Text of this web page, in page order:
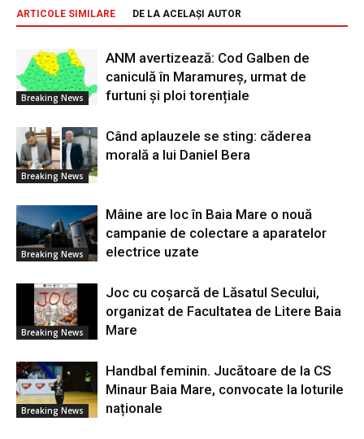
ARTICOLE SIMILARE DE LA ACELAȘI AUTOR
Breaking News
ANM avertizează: Cod Galben de
caniculă în Maramureș, urmat de
furtuni și ploi torențiale
Breaking News
Când aplauzele se sting: căderea
morală a lui Daniel Bera
Breaking News
Mâine are loc în Baia Mare o nouă
campanie de colectare a aparatelor
electrice uzate
Breaking News
Joc cu coșarcă de Lăsatul Secului,
organizat de Facultatea de Litere Baia
Mare
Breaking News
Handbal feminin. Jucătoare de la CS
Minaur Baia Mare, convocate la loturile
naționale